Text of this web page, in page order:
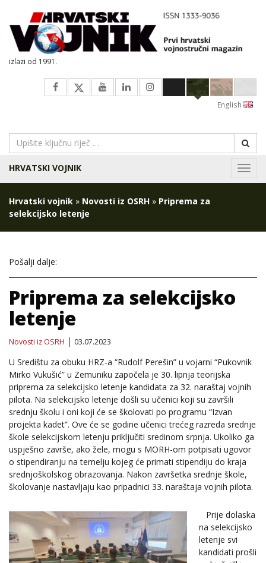
izlazi od 1991.
English
HRVATSKI VOJNIK
Hrvatski vojnik » Novosti iz OSRH » Priprema za
selekcijsko letenje
Pošalji dalje:
Priprema za selekcijsko
letenje
Novosti iz OSRH 03.07.2023
U Središtu za obuku HRZ-a “Rudolf Perešin” u vojarni “Pukovnik
Mirko Vukušić” u Zemuniku započela je 30. lipnja teorijska
priprema za selekcijsko letenje kandidata za 32. naraštaj vojnih
pilota. Na selekcijsko letenje došli su učenici koji su završili
srednju školu i oni koji će se školovati po programu “Izvan
projekta kadet”. Ove će se godine učenici trećeg razreda srednje
škole selekcijskom letenju priključiti sredinom srpnja. Ukoliko ga
uspješno završe, ako žele, mogu s MORH-om potpisati ugovor
o stipendiranju na temelju kojeg će primati stipendiju do kraja
srednjoškolskog obrazovanja. Nakon završetka srednje škole,
školovanje nastavljaju kao pripadnici 33. naraštaja vojnih pilota.
Prije dolaska
na selekcijsko
letenje svi
kandidati prošli